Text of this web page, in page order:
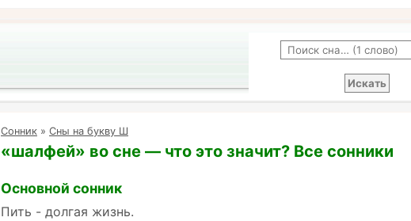
Cонник » Сны на букву Ш
«шалфей» во сне — что это значит? Все сонники
Основной сонник
Пить - долгая жизнь.